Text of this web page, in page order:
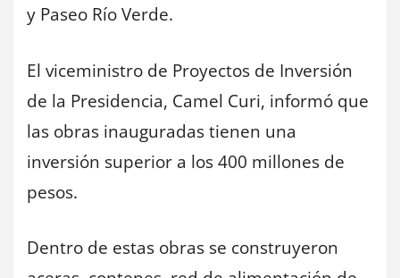
y Paseo Río Verde.
El viceministro de Proyectos de Inversión
de la Presidencia, Camel Curi, informó que
las obras inauguradas tienen una
inversión superior a los 400 millones de
pesos.
Dentro de estas obras se construyeron